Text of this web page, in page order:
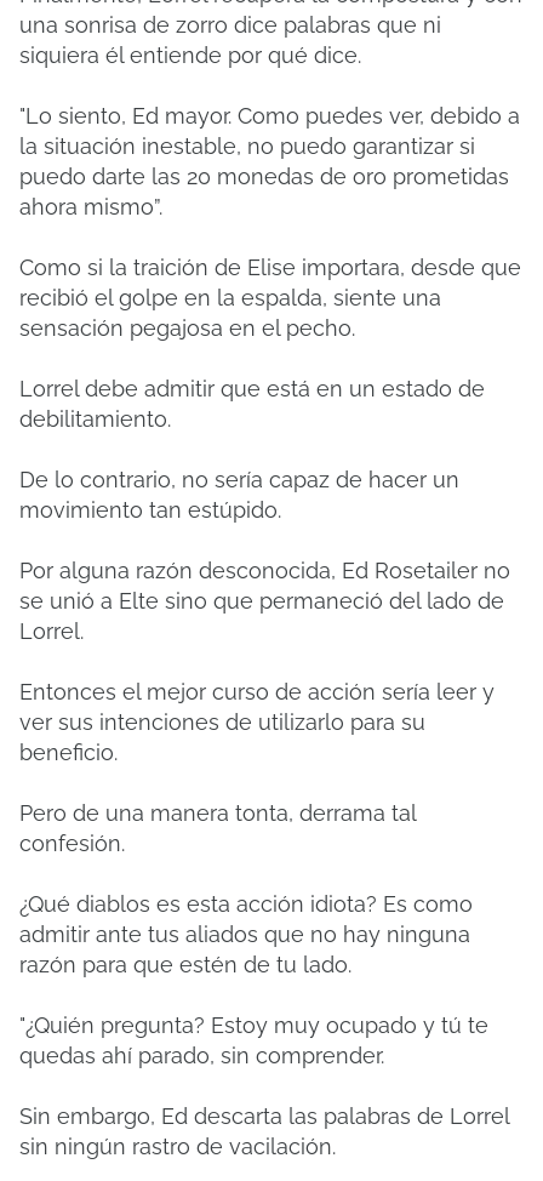
una sonrisa de zorro dice palabras que ni
siquiera él entiende por qué dice.
"Lo siento, Ed mayor. Como puedes ver, debido a
la situación inestable, no puedo garantizar si
puedo darte las 20 monedas de oro prometidas
ahora mismo”.
Como si la traición de Elise importara, desde que
recibió el golpe en la espalda, siente una
sensación pegajosa en el pecho.
Lorrel debe admitir que está en un estado de
debilitamiento.
De lo contrario, no sería capaz de hacer un
movimiento tan estúpido.
Por alguna razón desconocida, Ed Rosetailer no
se unió a Elte sino que permaneció del lado de
Lorrel.
Entonces el mejor curso de acción sería leer y
ver sus intenciones de utilizarlo para su
beneficio.
Pero de una manera tonta, derrama tal
confesión.
¿Qué diablos es esta acción idiota? Es como
admitir ante tus aliados que no hay ninguna
razón para que estén de tu lado.
"¿Quién pregunta? Estoy muy ocupado y tú te
quedas ahí parado, sin comprender.
Sin embargo, Ed descarta las palabras de Lorrel
sin ningún rastro de vacilación.